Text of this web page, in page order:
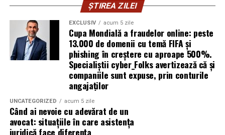
Ștefania Filipeste numerolog și lucrează cu
antreprenori care vor să ia decizii mai aliniate cu ce sunt
ei cu adevărat. Alege să fie vizibilă pentru că domeniul ei
câștigă credibilitate prin oameni, nu prin concepte.
Mihaela Antocheactivează în nutriție și sănătate.
Crede că informația corectă ajunge la oamenii potriviți
doar atunci când vine de la o sursă cu chip și nume.
De ce contează vizibilitatea, nu
ȘTIREA ZILEI
EXCLUSIV acum 5 zile
Cupa Mondială a fraudelor online: peste
13.000 de domenii cu temă FIFA și
phishing în creștere cu aproape 500%.
Specialiștii cyber_Folks avertizează că și
companiile sunt expuse, prin conturile
angajaților
UNCATEGORIZED acum 5 zile
Când ai nevoie cu adevărat de un
avocat: situațiile în care asistența
juridică face diferența